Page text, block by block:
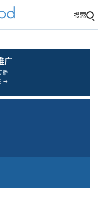
搜索
广
播
→